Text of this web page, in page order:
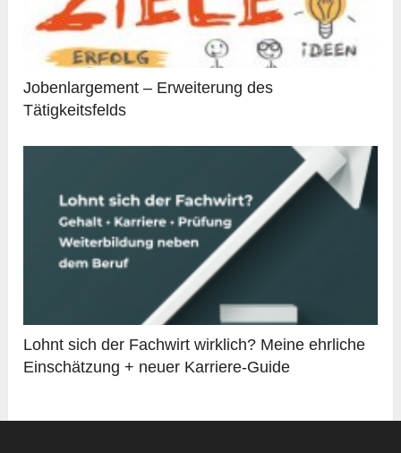
Jobenlargement – Erweiterung des
Tätigkeitsfelds
Lohnt sich der Fachwirt wirklich? Meine ehrliche
Einschätzung + neuer Karriere-Guide